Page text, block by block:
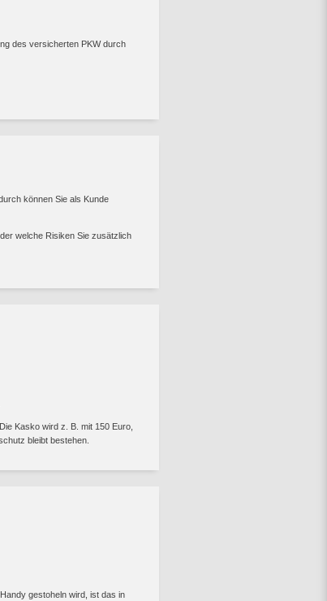
des versicherten PKW durch
können Sie als Kunde
welche Risiken Sie zusätzlich
Kasko wird z. B. mit 150 Euro,
bleibt bestehen.
gestoheln wird, ist das in